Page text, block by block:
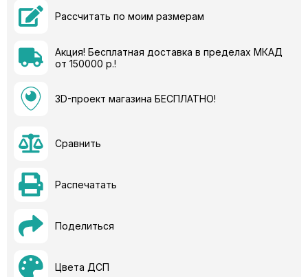
Рассчитать по моим размерам
Акция! Бесплатная доставка в пределах МКАД
от 150000 р.!
3D-проект магазина БЕСПЛАТНО!
Сравнить
Распечатать
Поделиться
Цвета ДСП